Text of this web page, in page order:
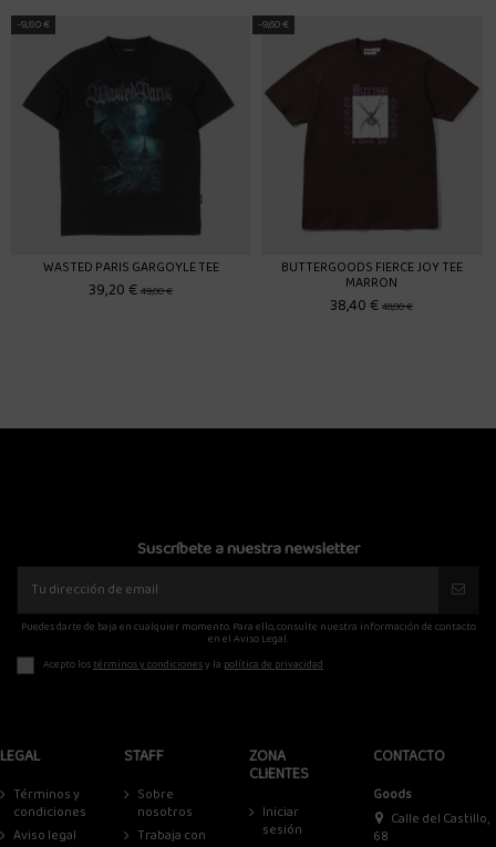
-9,60 €
BUTTERGOODS FIERCE JOY TEE
MARRON
38,40 €
-9,80 €
CARHARTT WIP LINK SCRIPT TEE
Suscríbete a nuestra newsletter
Puedes darte de baja en cualquier momento. Para ello, consulte nuestra información de contacto
en el Aviso Legal.
Acepto lostérminos y condicionesy la política de privacidad
LEGAL
Términos y
condiciones
Aviso legal
STAFF
Sobre
nosotros
Trabaja con
ZONA
CLIENTES
Iniciar
sesión
CONTACTO
Goods
Calle del Castillo,
68